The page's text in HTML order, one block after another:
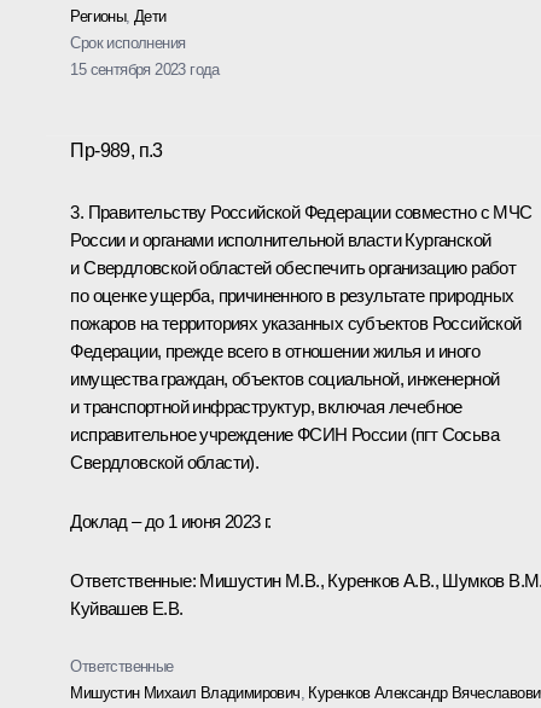
Регионы, Дети
Срок исполнения
15 сентября 2023 года
Пр-989, п.3
3. Правительству Российской Федерации совместно с МЧС
России и органами исполнительной власти Курганской
и Свердловской областей обеспечить организацию работ
по оценке ущерба, причиненного в результате природных
пожаров на территориях указанных субъектов Российской
Федерации, прежде всего в отношении жилья и иного
имущества граждан, объектов социальной, инженерной
и транспортной инфраструктур, включая лечебное
исправительное учреждение ФСИН России (пгт Сосьва
Свердловской области).
Доклад – до 1 июня 2023 г.
Ответственные: Мишустин М.В., Куренков А.В., Шумков
Куйвашев Е.В.
Ответственные
Мишустин Михаил Владимирович Куренков Александр